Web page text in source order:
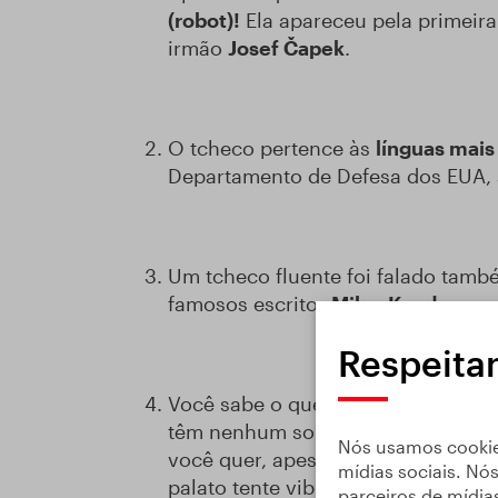
(robot)! Ela apareceu pela
irmão Josef Čapek.
O tcheco pertence às línguas
Departamento de Defesa dos
Um tcheco fluente foi falado
famosos escritorMilan Kundera
Você sabe o que é “vibrante
têm nenhum som parecido. Para
você quer, apesar de tudo, tentá-
palato tente vibrá-la. Deveria sair
Nós usamos
mídias sociais.